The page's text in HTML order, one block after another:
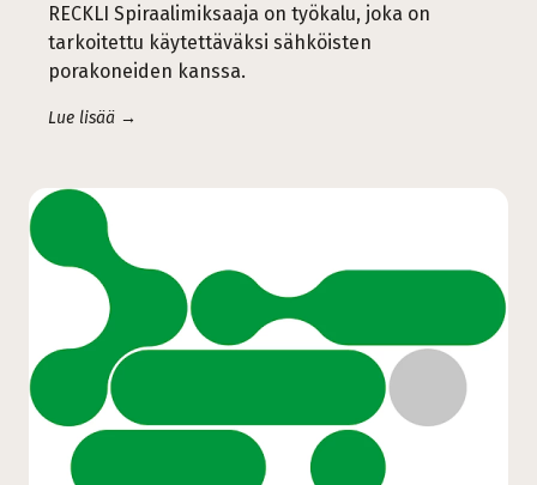
RECKLI Spiraalimiksaaja on työkalu, joka on
tarkoitettu käytettäväksi sähköisten
porakoneiden kanssa.
Lue lisää →